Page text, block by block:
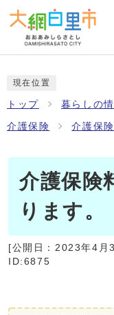
現在位置
トップ 暮らしの
介護保険 介護保
介護保険
ります。
[公開日： 2023年4月
ID:6875